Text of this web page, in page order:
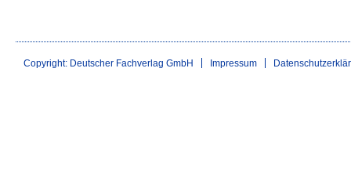
Copyright: Deutscher Fachverlag GmbH Impressum